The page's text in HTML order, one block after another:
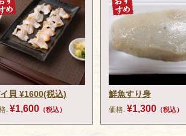
貝 ¥1600(税込)
: ¥1,600 （税込）
鮮魚すり身
価格: ¥1,300 （税込）